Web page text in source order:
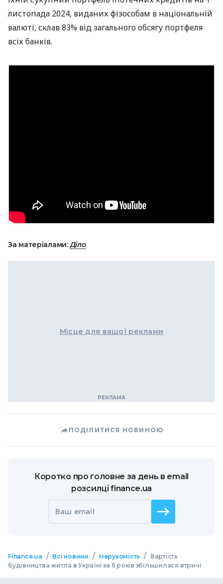
листопада 2024, виданих фізособам в національній
валюті, склав 83% від загального обсягу портфеля
всіх банків.
За матеріалами:Діло
Місце для вашої реклами
ПОДІЛИТИСЯ НОВИНОЮ
Коротко про головне за день в email
розсилці finance.ua
Ваш email
Finance.ua / Всі новини / Нерухомість /
Вартість
будівництва житла в Україні за 6 років збільшилася втричі